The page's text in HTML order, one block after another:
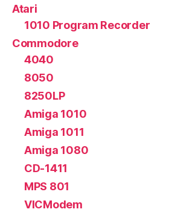
Atari
1010 Program Recorder
Commodore
4040
8050
8250LP
Amiga 1010
Amiga 1011
Amiga 1080
CD-1411
MPS 801
VICModem